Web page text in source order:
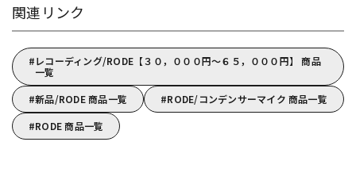
関連リンク
レコーディング/RODE【３０，０００円～６５，０００円】 商品
一覧
新品/RODE 商品一覧
RODE/コンデンサーマイク 商品一覧
RODE 商品一覧